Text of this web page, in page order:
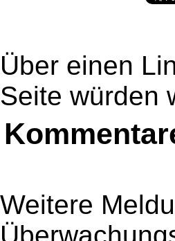
Über einen
Seite würden
Weitere